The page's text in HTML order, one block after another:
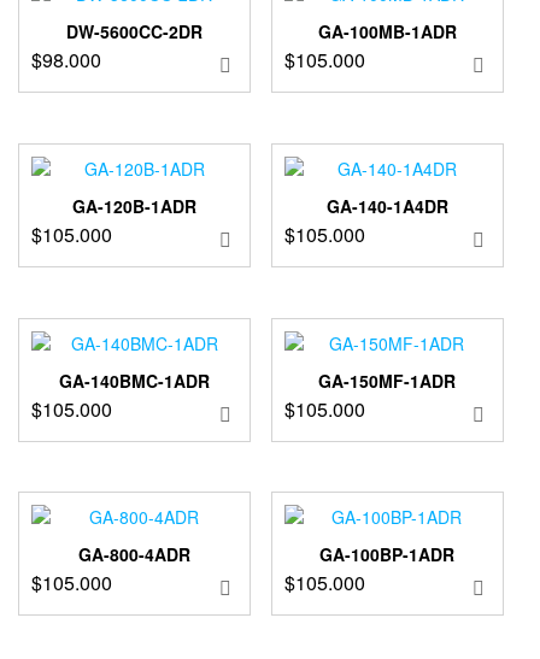
DW-5600CC-2DR
$98.000
GA-100MB-1ADR
$105.000
GA-120B-1ADR
$105.000
GA-140-1A4DR
$105.000
GA-140BMC-1ADR
$105.000
GA-150MF-1ADR
$105.000
GA-800-4ADR
$105.000
GA-100BP-1ADR
$105.000